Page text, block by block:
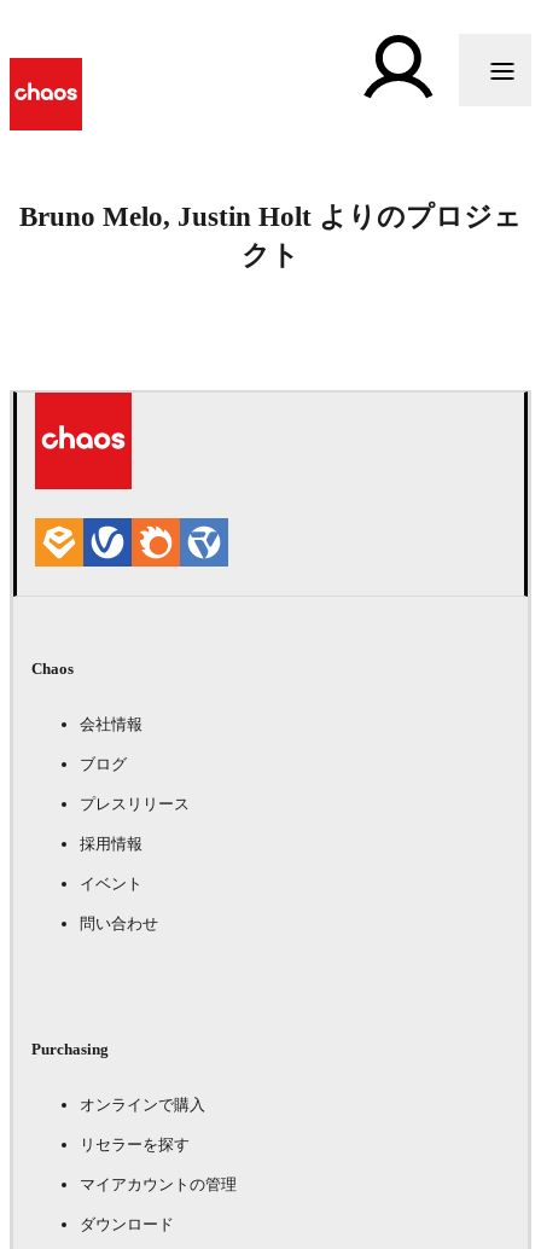
Bruno Melo, Justin Holt よりのプロジェ
クト
Chaos
会社情報
ブログ
プレスリリース
採用情報
イベント
問い合わせ
Purchasing
オンラインで購入
リセラーを探す
マイアカウントの管理
ダウンロード